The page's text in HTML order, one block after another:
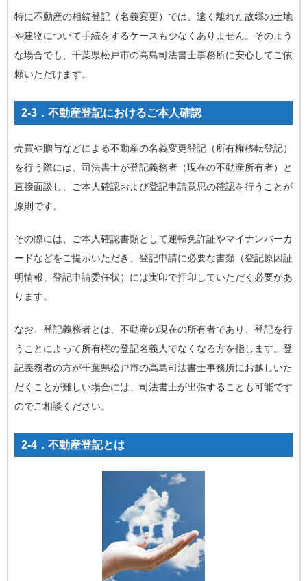
特に不動産の相続登記（名義変更）では、遠く離れた故郷の土地
や建物について手続をするケースも少なくありません。そのよう
な場合でも、千葉県松戸市の高島司法書士事務所に安心してご依
頼いただけます。
2-3．不動産登記におけるご本人確認
売買や贈与などによる不動産の名義変更登記（所有権移転登記）
を行う際には、司法書士が登記義務者（現在の不動産所有者）と
直接面談し、ご本人確認および登記申請意思の確認を行うことが
原則です。
その際には、ご本人確認書類として運転免許証やマイナンバーカ
ードなどをご提示いただき、登記申請に必要な書類（登記原因証
明情報、登記申請委任状）には実印で押印していただく必要があ
ります。
なお、登記義務者とは、不動産の現在の所有者であり、登記を行
うことによって所有権の登記名義人でなくなる方を指します。登
記義務者の方が千葉県松戸市の高島司法書士事務所にお越しいた
だくことが難しい場合には、司法書士が出張することも可能です
のでご相談ください。
2-4．不動産登記とは